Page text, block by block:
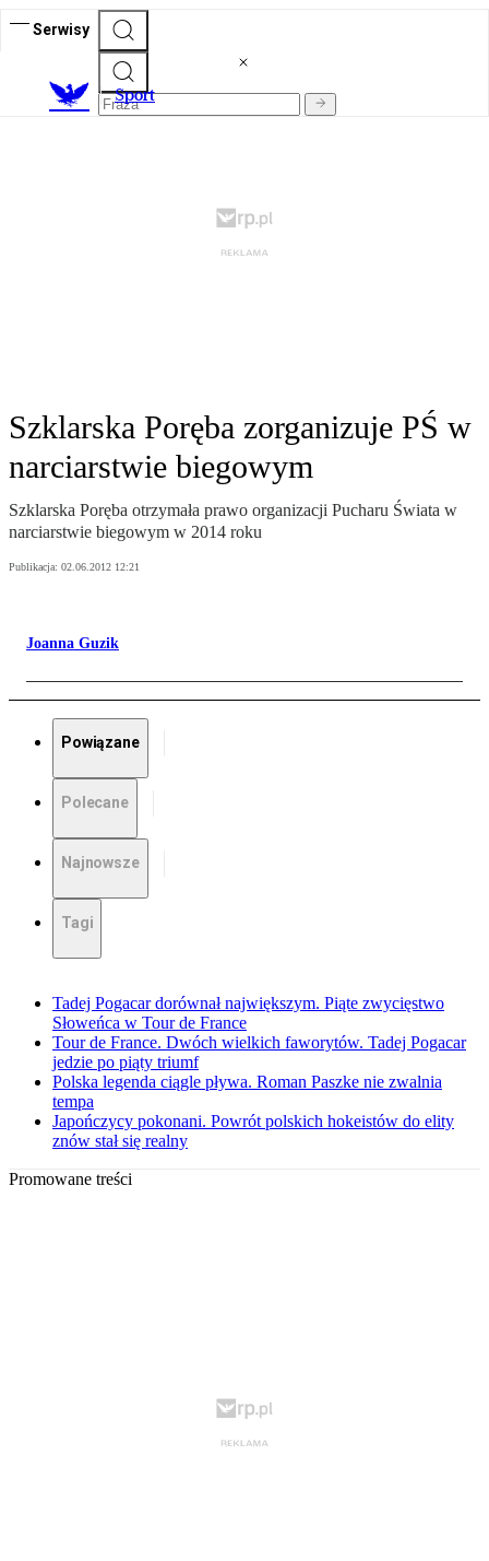
Serwisy
Sport
Szklarska Poręba zorganizuje PŚ w
narciarstwie biegowym
Szklarska Poręba otrzymała prawo organizacji Pucharu Świata w
narciarstwie biegowym w 2014 roku
Publikacja: 02.06.2012 12:21
Joanna Guzik
Powiązane
Polecane
Najnowsze
Tagi
Tadej Pogacar dorównał największym. Piąte zwycięstwo
Słoweńca w Tour de France
Tour de France. Dwóch wielkich faworytów. Tadej Pogacar
jedzie po piąty triumf
Polska legenda ciągle pływa. Roman Paszke nie zwalnia
tempa
Japończycy pokonani. Powrót polskich hokeistów do elity
znów stał się realny
Promowane treści